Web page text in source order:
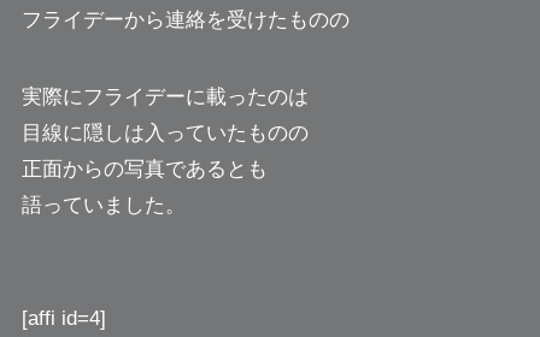
フライデーから連絡を受けたものの
実際にフライデーに載ったのは
目線に隠しは入っていたものの
正面からの写真であるとも
語っていました。
[affi id=4]